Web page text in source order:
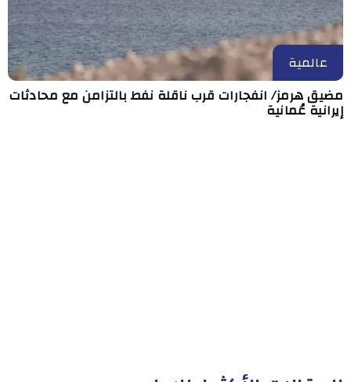
عالمية
مضيق هرمز/ انفجارات قرب ناقلة نفط بالتزامن مع محادثات
إيرانية عُمانية